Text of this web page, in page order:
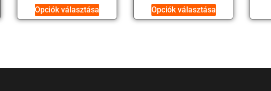
Opciók választása Opciók választása